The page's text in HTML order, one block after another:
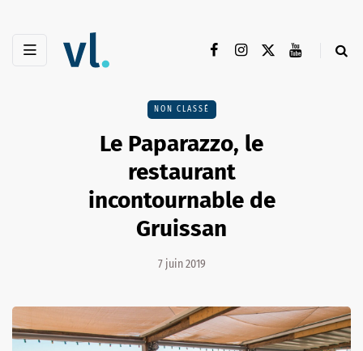
NON CLASSÉ
Le Paparazzo, le
restaurant
incontournable de
Gruissan
7 juin 2019